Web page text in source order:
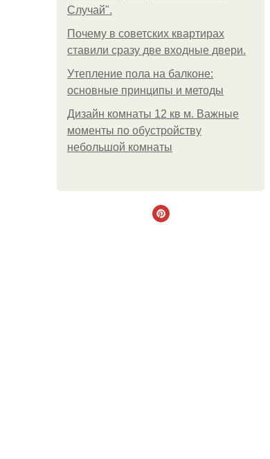
Случай".
Почему в советских квартирах
ставили сразу две входные двери.
Утепление пола на балконе:
основные принципы и методы
Дизайн комнаты 12 кв м. Важные
моменты по обустройству
небольшой комнаты